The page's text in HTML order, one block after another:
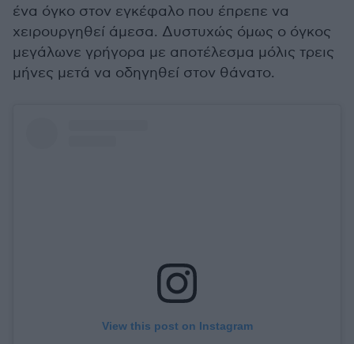
ένα όγκο στον εγκέφαλο που έπρεπε να
χειρουργηθεί άμεσα. Δυστυχώς όμως ο όγκος
μεγάλωνε γρήγορα με αποτέλεσμα μόλις τρεις
μήνες μετά να οδηγηθεί στον θάνατο.
View this post on Instagram